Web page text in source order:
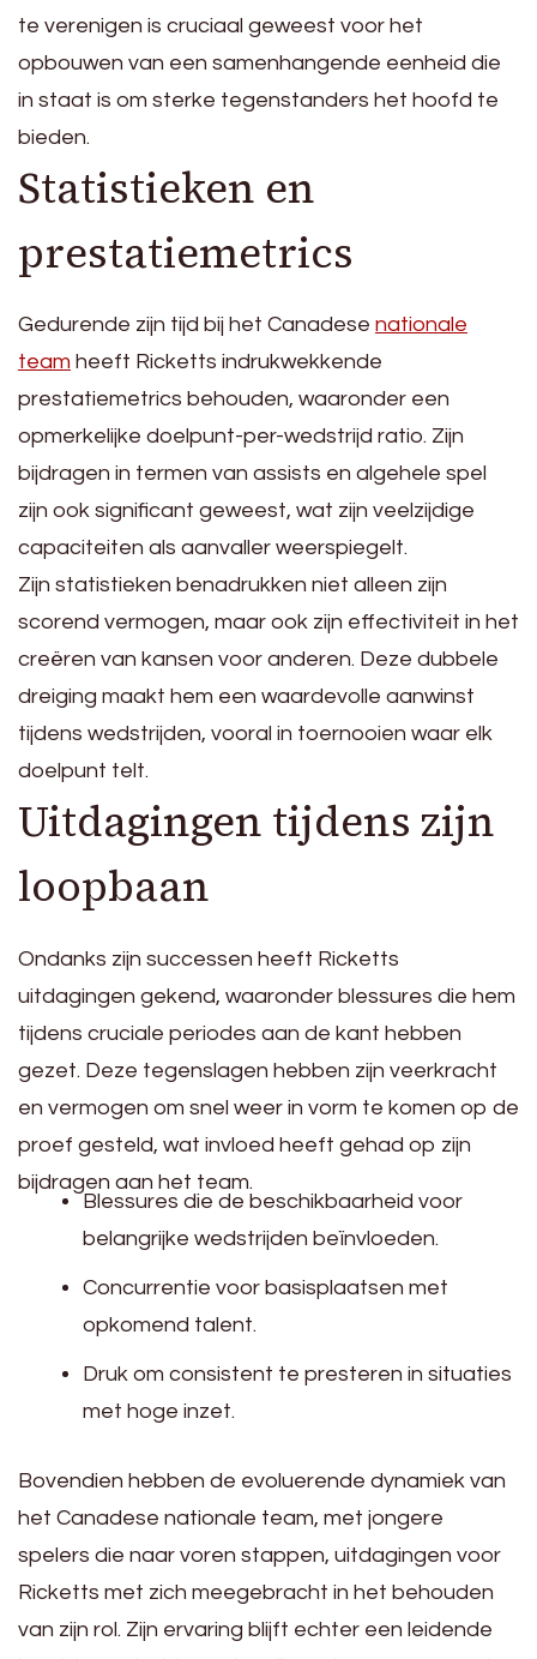
te verenigen is cruciaal geweest voor het
opbouwen van een samenhangende eenheid die
in staat is om sterke tegenstanders het hoofd te
bieden.
Statistieken en
prestatiemetrics
Gedurende zijn tijd bij het Canadese nationale
team heeft Ricketts indrukwekkende
prestatiemetrics behouden, waaronder een
opmerkelijke doelpunt-per-wedstrijd ratio. Zijn
bijdragen in termen van assists en algehele spel
zijn ook significant geweest, wat zijn veelzijdige
capaciteiten als aanvaller weerspiegelt.
Zijn statistieken benadrukken niet alleen zijn
scorend vermogen, maar ook zijn effectiviteit in het
creëren van kansen voor anderen. Deze dubbele
dreiging maakt hem een waardevolle aanwinst
tijdens wedstrijden, vooral in toernooien waar elk
doelpunt telt.
Uitdagingen tijdens zijn
loopbaan
Ondanks zijn successen heeft Ricketts
uitdagingen gekend, waaronder blessures die hem
tijdens cruciale periodes aan de kant hebben
gezet. Deze tegenslagen hebben zijn veerkracht
en vermogen om snel weer in vorm te komen op de
proef gesteld, wat invloed heeft gehad op zijn
bijdragen aan het team.
Blessures die de beschikbaarheid voor
belangrijke wedstrijden beïnvloeden.
Concurrentie voor basisplaatsen met
opkomend talent.
Druk om consistent te presteren in situaties
met hoge inzet.
Bovendien hebben de evoluerende dynamiek van
het Canadese nationale team, met jongere
spelers die naar voren stappen, uitdagingen voor
Ricketts met zich meegebracht in het behouden
van zijn rol. Zijn ervaring blijft echter een leidende